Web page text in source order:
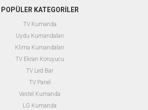
POPÜLER KATEGORİLER
TV Kumanda
Uydu Kumandaları
Klima Kumandaları
TV Ekran Koruyucu
TV Led Bar
TV Panel
Vestel Kumanda
LG Kumanda